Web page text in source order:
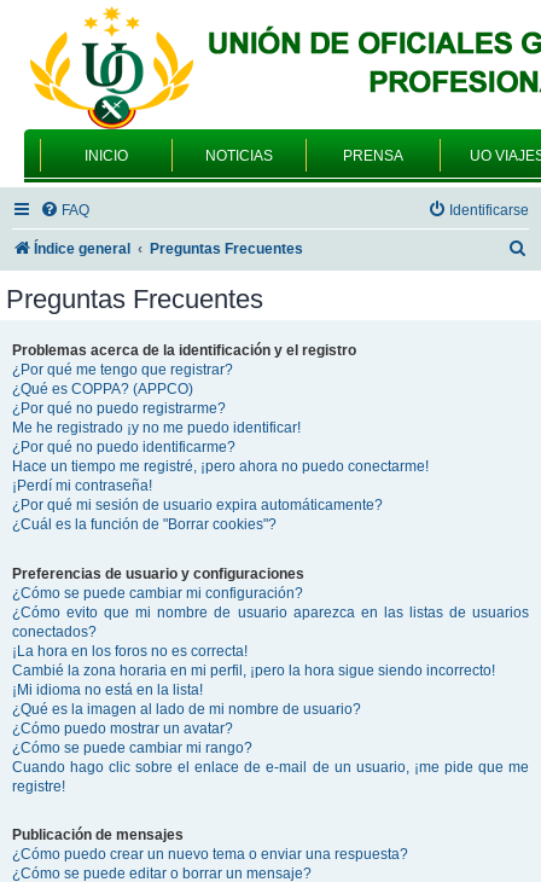
INICIO NOTICIAS PRENSA UO
FAQ Identificarse
Índice general Preguntas Frecuentes
Preguntas Frecuentes
Problemas acerca de la identificación y el registro
¿Por qué me tengo que registrar?
¿Qué es COPPA? (APPCO)
¿Por qué no puedo registrarme?
Me he registrado ¡y no me puedo identificar!
¿Por qué no puedo identificarme?
Hace un tiempo me registré, ¡pero ahora no puedo conectarme!
¡Perdí mi contraseña!
¿Por qué mi sesión de usuario expira automáticamente?
¿Cuál es la función de "Borrar cookies"?
Preferencias de usuario y configuraciones
¿Cómo se puede cambiar mi configuración?
¿Cómo evito que mi nombre de usuario aparezca en las listas de usuarios
conectados?
¡La hora en los foros no es correcta!
Cambié la zona horaria en mi perfil, ¡pero la hora sigue siendo incorrecto!
¡Mi idioma no está en la lista!
¿Qué es la imagen al lado de mi nombre de usuario?
¿Cómo puedo mostrar un avatar?
¿Cómo se puede cambiar mi rango?
Cuando hago clic sobre el enlace de e-mail de un usuario, ¡me pide que me
registre!
Publicación de mensajes
¿Cómo puedo crear un nuevo tema o enviar una respuesta?
¿Cómo se puede editar o borrar un mensaje?